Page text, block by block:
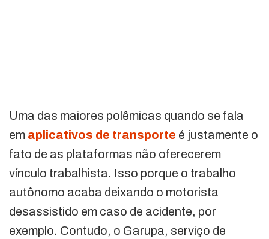
Uma das maiores polêmicas quando se fala
em aplicativos de transporte é justamente o
fato de as plataformas não oferecerem
vínculo trabalhista. Isso porque o trabalho
autônomo acaba deixando o motorista
desassistido em caso de acidente, por
exemplo. Contudo, o Garupa, serviço de